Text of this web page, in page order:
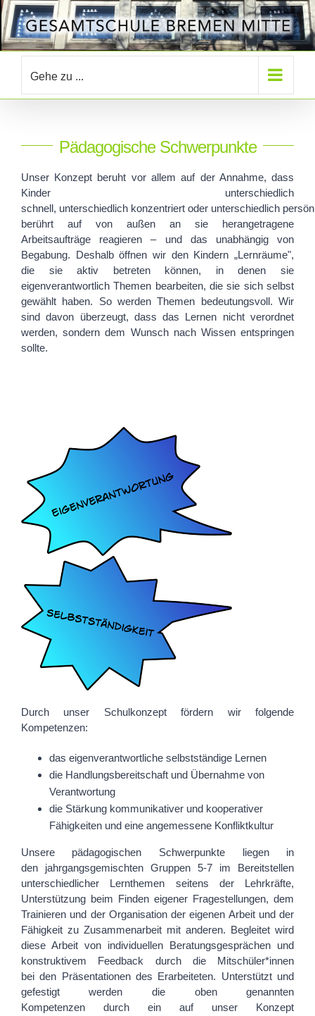
Zum
Inhalt
springen
Gehe zu ...
Pädagogische Schwerpunkte
Unser Konzept beruht vor allem auf der Annahme, dass
Kinder unterschiedlich
schnell, unterschiedlich konzentriertoder unterschiedlich
berührt auf von außen an sie herangetragene
Arbeitsaufträge reagieren – und das unabhängig von
Begabung. Deshalb öffnen wir den Kindern „Lernräume",
die sie aktiv betreten können, in denen sie
eigenverantwortlich Themen bearbeiten, die sie sich selbst
gewählt haben. So werden Themen bedeutungsvoll. Wir
sind davon überzeugt, dass das Lernen nicht verordnet
werden, sondern dem Wunsch nach Wissen entspringen
sollte.
Durch unser Schulkonzept fördern wir folgende
Kompetenzen:
das eigenverantwortliche selbstständige Lernen
dieHandlungsbereitschaft und Übernahme von
Verantwortung
die Stärkung kommunikativer und kooperativer
Fähigkeiten und eine angemesseneKonfliktkultur
Unserepädagogischen Schwerpunkte liegen in
denjahrgangsgemischten Gruppen 5-7
im Bereitstellen
unterschiedlicher Lernthemen seitens der Lehrkräfte,
Unterstützung beim Finden eigener Fragestellungen, dem
Trainierenund der Organisation der eigenen Arbeitundder
Fähigkeit zu Zusammenarbeit mit anderen. Begleitet wird
diese Arbeit von individuellen Beratungsgesprächen und
konstruktivem Feedback durch die Mitschüler*innen
beiden Präsentationen des Erarbeiteten. Unterstützt und
gefestigt werden die oben genannten
Kompetenzen durch ein auf unser Konzept